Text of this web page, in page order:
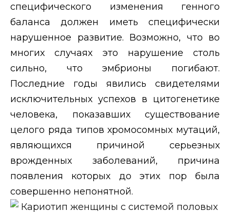
специфического изменения генного
баланса должен иметь специфически
нарушенное развитие. Возможно, что во
многих случаях это нарушение столь
сильно, что эмбрионы погибают.
Последние годы явились свидетелями
исключительных успехов в цитогенетике
человека, показавших существование
целого ряда типов хромосомных мутаций,
являющихся причиной серьезных
врожденных заболеваний, причина
появления которых до этих пор была
совершенно непонятной.